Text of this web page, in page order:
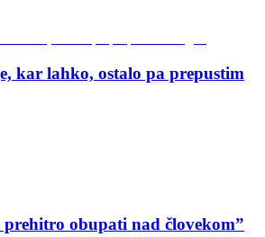
kar lahko, ostalo pa prepustim
prehitro obupati nad človekom”